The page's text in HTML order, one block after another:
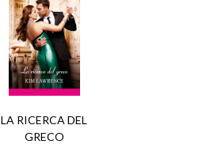
LA RICERCA DEL
GRECO